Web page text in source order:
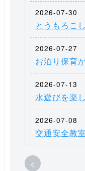
2026-07-30
とうもろこ
2026-07-27
お泊り保育
2026-07-13
水遊びを楽
2026-07-08
交通安全教
<